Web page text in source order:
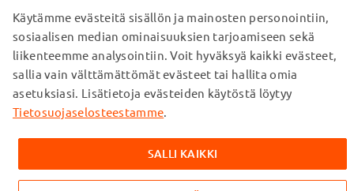
TOIMITUSKUMPPANIMME
© subtel.fi 2026
Kaikki hinnat sisältävät arvonlisäveron, mutta ei
toimituskuluja. Kaikki sivuillamme mainitut tavaramerkit ovat
verkkosivuillamme ainoastaan tuotteitamme koskevan
Käytämme evästeitä sisällön ja mainosten personointiin,
sosiaalisen median ominaisuuksien tarjoamiseen sekä
liikenteemme analysointiin. Voit hyväksyä kaikki evästeet,
sallia vain välttämättömät evästeet tai hallita omia
asetuksiasi. Lisätietoja evästeiden käytöstä löytyy
Tietosuojaselosteestamme.
SALLI KAIKKI